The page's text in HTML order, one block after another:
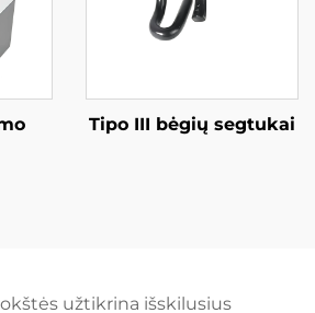
Tipo III bėgių segtukai
užtikrina išskilusius